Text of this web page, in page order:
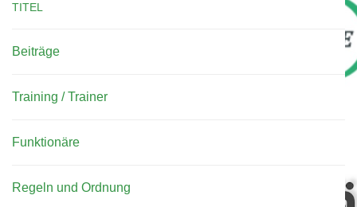
Bei unserem Partner "Fitness Complete" erhalten
TITEL
Beiträge
Training / Trainer
Funktionäre
Regeln und Ordnung